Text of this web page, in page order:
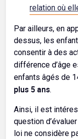
relation où
Par ailleurs, en
dessus, les
consentir à des
différence d’âge
enfants âgés de
plus 5 ans.
Ainsi, il est
question
loi ne considère